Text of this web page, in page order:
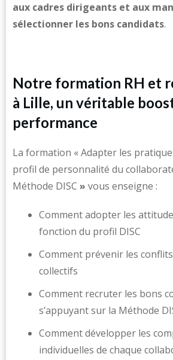
aux cadres dirigeants et aux
sélectionner les bons candidats.
Notre formation RH et
à Lille, un véritable
performance
La formation « Adapter les
profil de personnalité du
Méthode DISC » vous enseigne :
Comment adopter les
fonction du profil DISC
Comment prévenir les
collectifs
Comment recruter les bons
s’appuyant sur la Méthode
Comment développer les
individuelles de chaque